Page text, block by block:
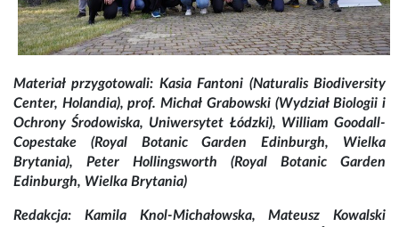
Materiał przygotowali: Kasia Fantoni (Naturalis Biodiversity
Center, Holandia), prof. Michał Grabowski (Wydział Biologii i
Ochrony Środowiska, Uniwersytet Łódzki), William Goodall-
Copestake (Royal Botanic Garden Edinburgh, Wielka
Brytania), Peter Hollingsworth (Royal Botanic Garden
Edinburgh, Wielka Brytania)
Redakcja: Kamila Knol-Michałowska, Mateusz Kowalski